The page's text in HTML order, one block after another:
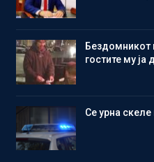
Бездомникот
гостите му ја
Се урна скеле